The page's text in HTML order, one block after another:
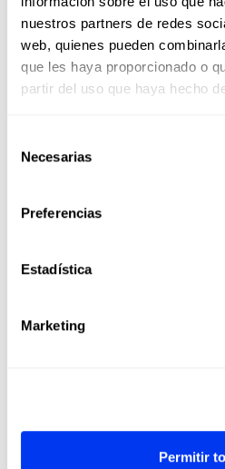
nuestros partners de redes
web, quienes pueden
que les haya proporcionado o
partir del uso que haya hecho
Necesarias
Preferencias
Estadística
Marketing
Permitir